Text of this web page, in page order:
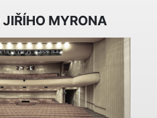
JIŘÍHO MYRONA